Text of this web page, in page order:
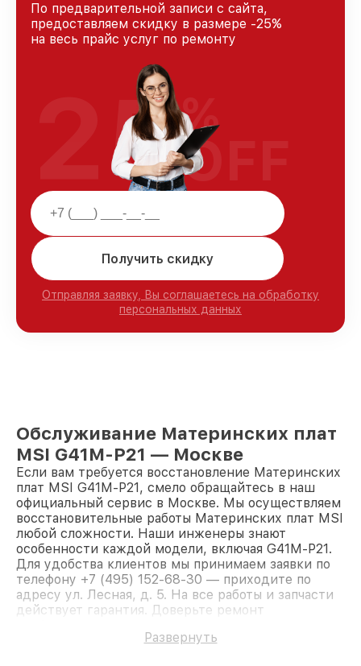
По предварительной записи с сайта,
предоставляем скидку в размере -25%
на весь прайс услуг по ремонту
Получить скидку
Отправляя заявку, Вы соглашаетесь на обработку
персональных данных
25%
OFF
Обслуживание Материнских плат
MSI G41M-P21 — Москве
Если вам требуется восстановление Материнских
плат MSI G41M-P21, смело обращайтесь в наш
официальный сервис в Москве. Мы осуществляем
восстановительные работы Материнских плат MSI
любой сложности. Наши инженеры знают
особенности каждой модели, включая G41M-P21.
Для удобства клиентов мы принимаем заявки по
телефону +7 (495) 152-68-30 — приходите по
адресу ул. Лесная, д. 5. На все работы и запчасти
действует гарантия. Доверьте ремонт
Развернуть